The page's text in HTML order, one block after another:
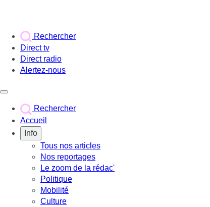
Rechercher
Direct tv
Direct radio
Alertez-nous
Rechercher
Accueil
Info
Tous nos articles
Nos reportages
Le zoom de la rédac'
Politique
Mobilité
Culture